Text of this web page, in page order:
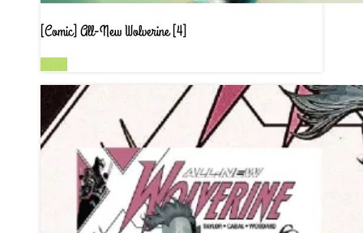
[Comic] All-New Wolverine [4]